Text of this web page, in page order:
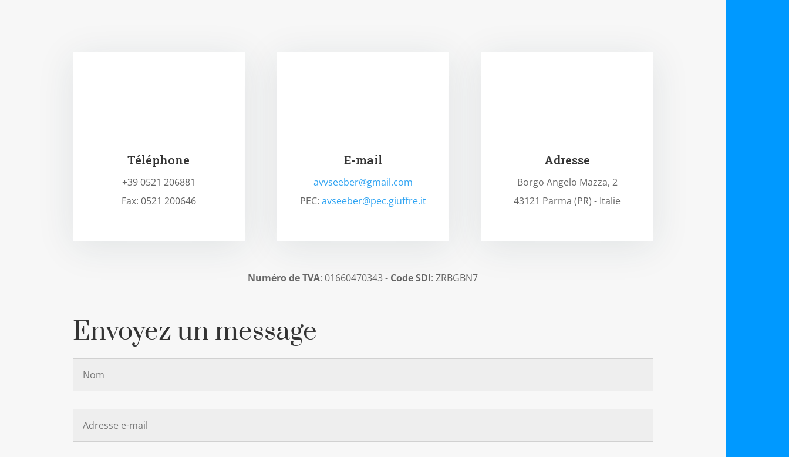
Téléphone
+39 0521 206881
Fax: 0521 200646
E-mail
avvseeber@gmail.com
PEC: avseeber@pec.giuffre.it
Adresse
Borgo Angelo Mazza, 2
43121 Parma (PR) - Italie
Numéro de TVA: 01660470343 - Code SDI: ZRBGBN7
Envoyez un message